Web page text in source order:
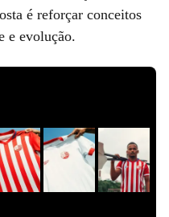
é reforçar conceitos
e evolução.
temporada temporada
2026
temporada
Divulgação/CNC